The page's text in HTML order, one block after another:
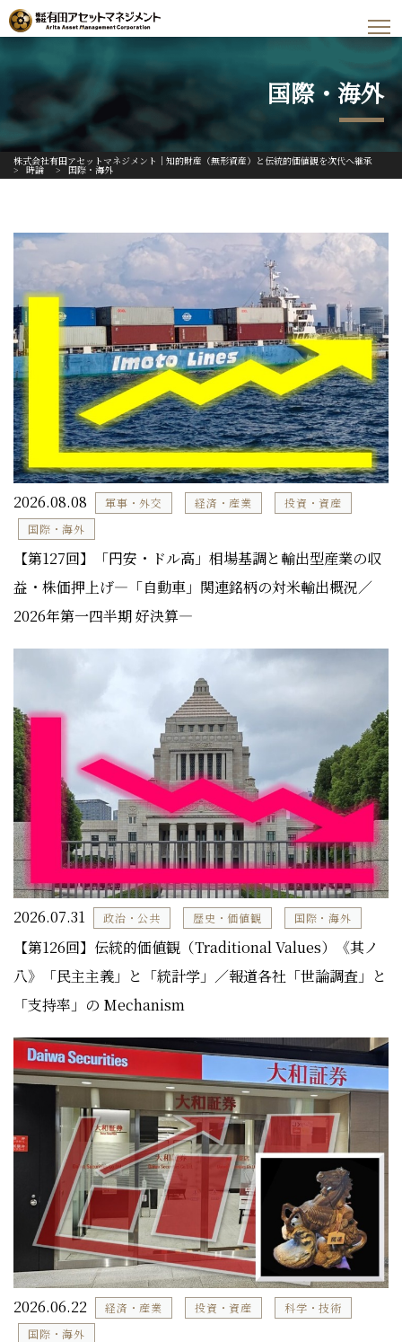
国際・海外
株式会社有田アセットマネジメント｜知的財産（無形資産）と伝統的価値観を次代へ継承
> 時論 > 国際・海外
2026.08.08 軍事・外交 経済・産業
投資・資産
国際・海外
【第127回】「円安・ドル高」相場基調と輸出型産業の収
益・株価押上げ―「自動車」関連銘柄の対米輸出概況／
2026年第一四半期 好決算―
2026.07.31 政治・公共 歴史・価値観 国際・海外
【第126回】伝統的価値観（Traditional Values）《其ノ
八》「民主主義」と「統計学」／報道各社「世論調査」と
「支持率」の Mechanism
2026.06.22 経済・産業 投資・資産
科学・技術
国際・海外